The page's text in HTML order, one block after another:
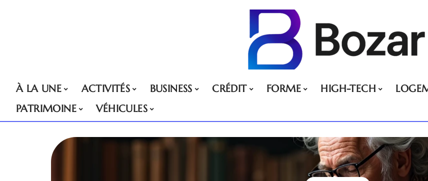
À LA UNE ACTIVITÉS BUSINESS CRÉDIT FORME HIGH-TECH
PATRIMOINE
VÉHICULES